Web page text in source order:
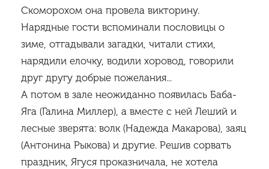
Скоморохом она провела викторину.
Нарядные гости вспоминали пословицы о
зиме, отгадывали загадки, читали стихи,
нарядили елочку, водили хоровод, говорили
друг другу добрые пожелания...
А потом в зале неожиданно появилась Баба-
Яга (Галина Миллер), а вместе с ней Леший и
лесные зверята: волк (Надежда Макарова), заяц
(Антонина Рыкова) и другие. Решив сорвать
праздник, Ягуся проказничала, не хотела